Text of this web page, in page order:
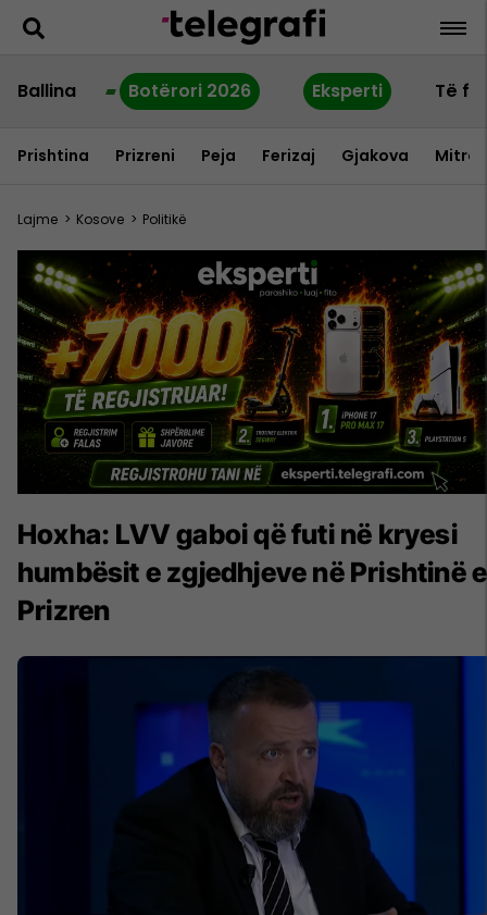
Ballina Botërori 2026 Eksperti Të
Prishtina Prizreni Peja Ferizaj Gjakova
Lajme > Kosove > Politikë
Hoxha: LVV gaboi që futi në kryesi
humbësit e zgjedhjeve në Prishtinë e
Prizren